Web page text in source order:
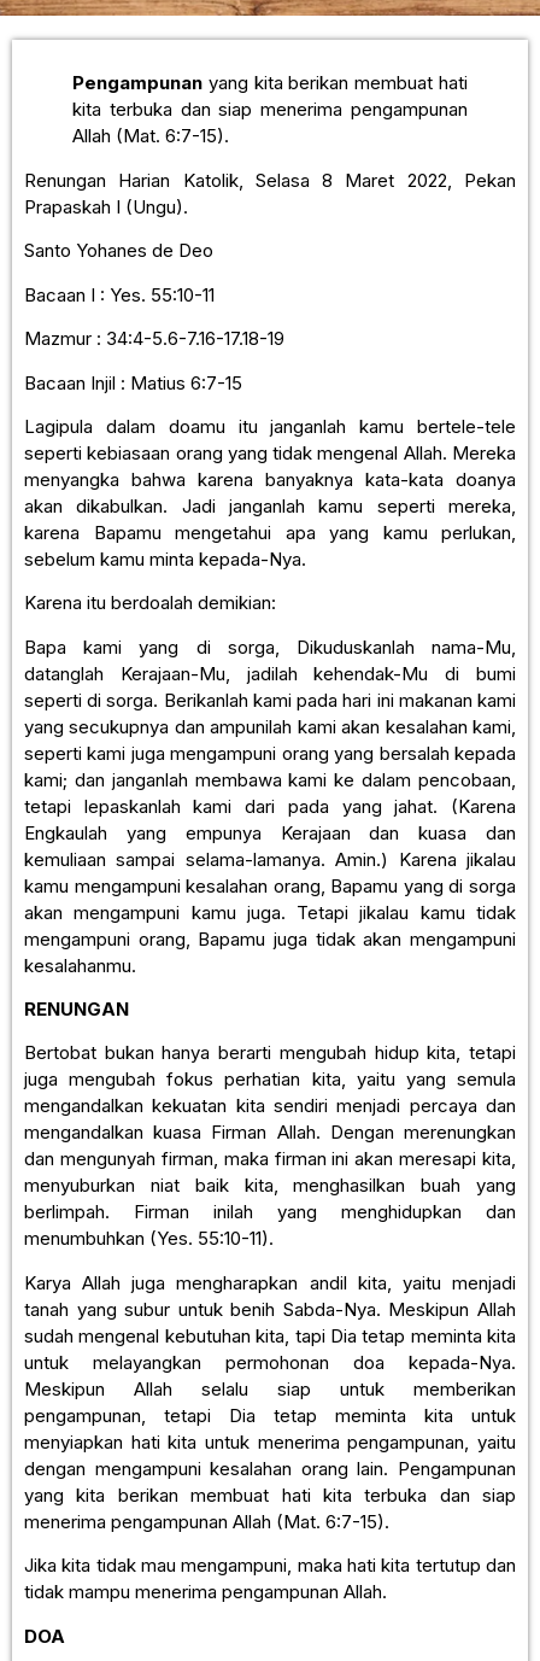
Pengampunan yang kita berikan membuat hati
kita terbuka dan siap menerima pengampunan
Allah (Mat. 6:7-15).
Renungan Harian Katolik, Selasa 8 Maret 2022, Pekan
Prapaskah I (Ungu).
Santo Yohanes de Deo
Bacaan I : Yes. 55:10-11
Mazmur : 34:4-5.6-7.16-17.18-19
Bacaan Injil : Matius 6:7-15
Lagipula dalam doamu itu janganlah kamu bertele-tele
seperti kebiasaan orang yang tidak mengenal Allah. Mereka
menyangka bahwa karena banyaknya kata-kata doanya
akan dikabulkan. Jadi janganlah kamu seperti mereka,
karena Bapamu mengetahui apa yang kamu perlukan,
sebelum kamu minta kepada-Nya.
Karena itu berdoalah demikian:
Bapa kami yang di sorga, Dikuduskanlah nama-Mu,
datanglah Kerajaan-Mu, jadilah kehendak-Mu di bumi
seperti di sorga. Berikanlah kami pada hari ini makanan kami
yang secukupnya dan ampunilah kami akan kesalahan kami,
seperti kami juga mengampuni orang yang bersalah kepada
kami; dan janganlah membawa kami ke dalam pencobaan,
tetapi lepaskanlah kami dari pada yang jahat. (Karena
Engkaulah yang empunya Kerajaan dan kuasa dan
kemuliaan sampai selama-lamanya. Amin.) Karena jikalau
kamu mengampuni kesalahan orang, Bapamu yang di sorga
akan mengampuni kamu juga. Tetapi jikalau kamu tidak
mengampuni orang, Bapamu juga tidak akan mengampuni
kesalahanmu.
RENUNGAN
Bertobat bukan hanya berarti mengubah hidup kita, tetapi
juga mengubah fokus perhatian kita, yaitu yang semula
mengandalkan kekuatan kita sendiri menjadi percaya dan
mengandalkan kuasa Firman Allah. Dengan merenungkan
dan mengunyah firman, maka firman ini akan meresapi kita,
menyuburkan niat baik kita, menghasilkan buah yang
berlimpah. Firman inilah yang menghidupkan dan
menumbuhkan (Yes. 55:10-11).
Karya Allah juga mengharapkan andil kita, yaitu menjadi
tanah yang subur untuk benih Sabda-Nya. Meskipun Allah
sudah mengenal kebutuhan kita, tapi Dia tetap meminta kita
untuk melayangkan permohonan doa kepada-Nya.
Meskipun Allah selalu siap untuk memberikan
pengampunan, tetapi Dia tetap meminta kita untuk
menyiapkan hati kita untuk menerima pengampunan, yaitu
dengan mengampuni kesalahan orang lain. Pengampunan
yang kita berikan membuat hati kita terbuka dan siap
menerima pengampunan Allah (Mat. 6:7-15).
Jika kita tidak mau mengampuni, maka hati kita tertutup dan
tidak mampu menerima pengampunan Allah.
DOA